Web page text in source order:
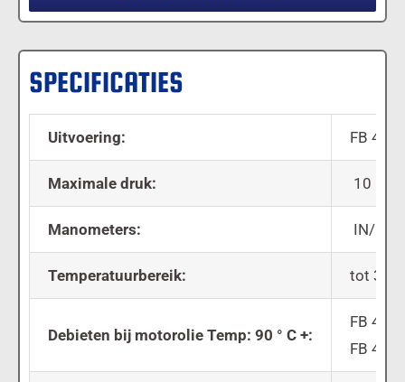
SPECIFICATIES
Uitvoering: FB
Maximale druk: 10 Bar
Manometers: IN/
Temperatuurbereik: tot 350
Debieten bij motorolie Temp: 90 ° C +:
FB
FB